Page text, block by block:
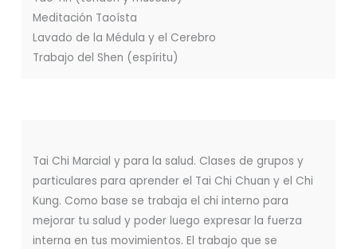
Meditación Taoísta
Lavado de la Médula y el Cerebro
Trabajo del Shen (espíritu)
Tai Chi Marcial y para la salud. Clases de grupos y
particulares para aprender el Tai Chi Chuan y el Chi
Kung. Como base se trabaja el chi interno para
mejorar tu salud y poder luego expresar la fuerza
interna en tus movimientos. El trabajo que se